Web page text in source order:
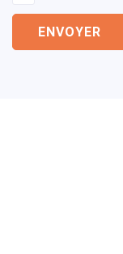
ENVOYER